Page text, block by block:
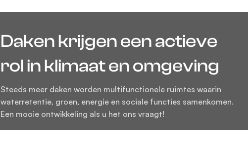
Wateropslag, groen en
verticale PV panelen
Ligt er al een groendak? Dan zijn de units van Over Easy Solar
perfect om later te plaatsen. Met een gewicht van 11 kg/m² is dit
een ultralicht bifacial PV systeem.